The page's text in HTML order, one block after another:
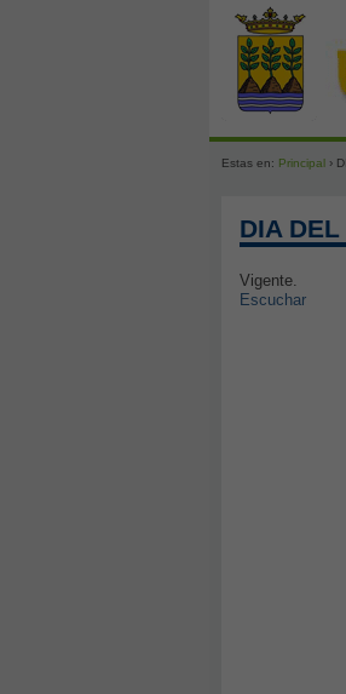
Estas en: Principal›
DIA
Vigente.
Escuchar